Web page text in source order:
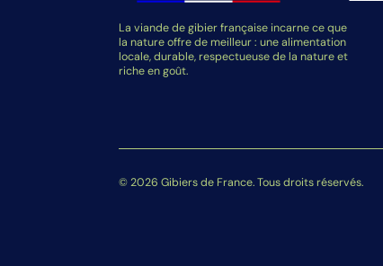
La viande de gibier française incarne ce que
la nature offre de meilleur : une alimentation
locale, durable, respectueuse de la nature et
riche en goût.
© 2026 Gibiers de France. Tous droits réservés.